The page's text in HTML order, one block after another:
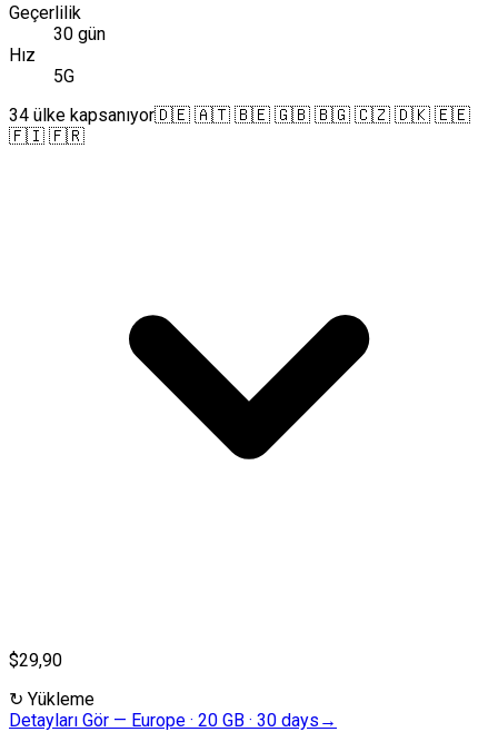
Geçerlilik
30 gün
Hız
5G
34 ülke kapsanıyor🇩🇪 🇦🇹 🇧🇪 🇬🇧 🇧🇬 🇨🇿 🇩🇰 🇪🇪
🇫🇮 🇫🇷
$29,90
↻ Yükleme
Detayları Gör — Europe · 20 GB · 30 days →